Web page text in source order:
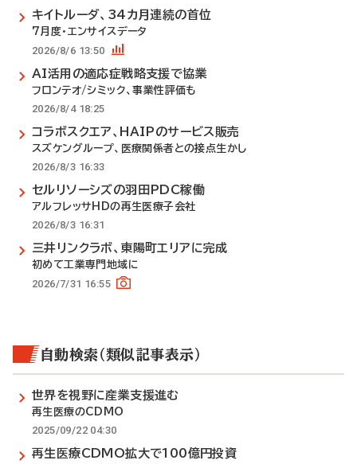
キイトルーダ、34カ月連続の首位
7月度・エンサイスデータ
2026/8/6 13:50
AI活用の適応症戦略支援で協業
フロンテオ/シミック、事業性評価も
2026/8/4 18:25
コラボスクエア、HAIPのサービス販売
スズケングループ、医療関係者との接点生かし
2026/8/3 16:33
セルリソーシズの羽田PDC稼働
アルフレッサHDの再生医療子会社
2026/8/3 16:31
三井リンクラボ、東陽町エリアに完成
初めて工業専門地域に
2026/7/31 16:55
自動検索（類似記事表示）
世界を視野に産業支援進む
再生医療のCDMO
2025/09/22 04:30
再生医療CDMO拡大で100億円投資